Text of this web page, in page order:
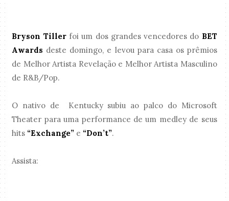
Bryson Tiller foi um dos grandes vencedores do BET
Awards deste domingo, e levou para casa os prêmios
de Melhor Artista Revelação e Melhor Artista Masculino
de R&B/Pop.
O nativo de Kentucky subiu ao palco do Microsoft
Theater para uma performance de um medley de seus
hits “Exchange” e “Don’t”.
Assista: